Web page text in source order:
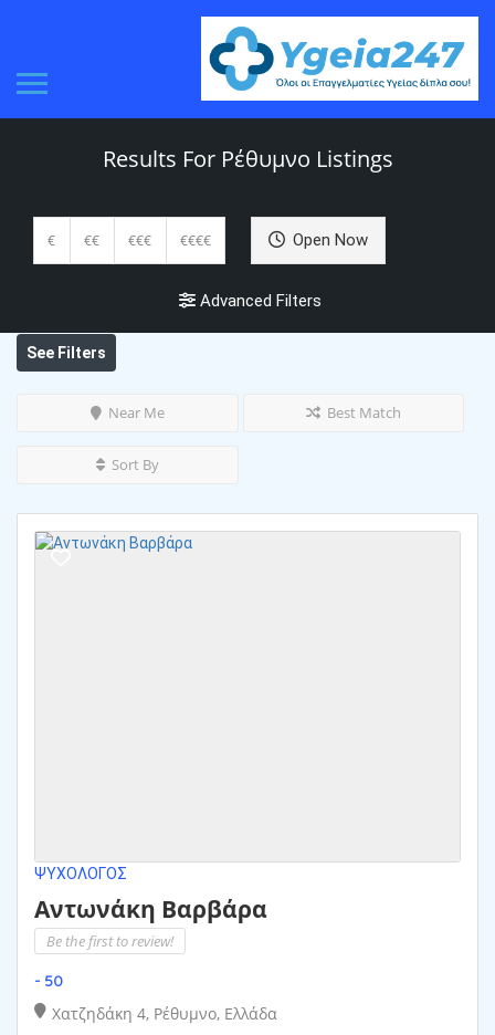
Results For Ρέθυμνο Listings
€ €€ €€€ €€€€ Open Now
Advanced Filters
See Filters
Near Me Best Match
Sort By
ΨΥΧΟΛΌΓΟΣ
Aντωνάκη Βαρβάρα
Be the first to review!
- 50
Χατζηδάκη 4, Ρέθυμνο, Ελλάδα